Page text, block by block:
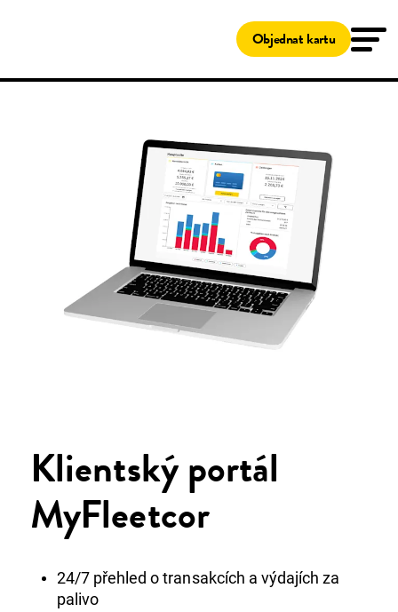
Program Clean Advantage®
Objednat kartu
Klientský portál
MyFleetcor
24/7 přehled o transakcích a výdajích za
palivo